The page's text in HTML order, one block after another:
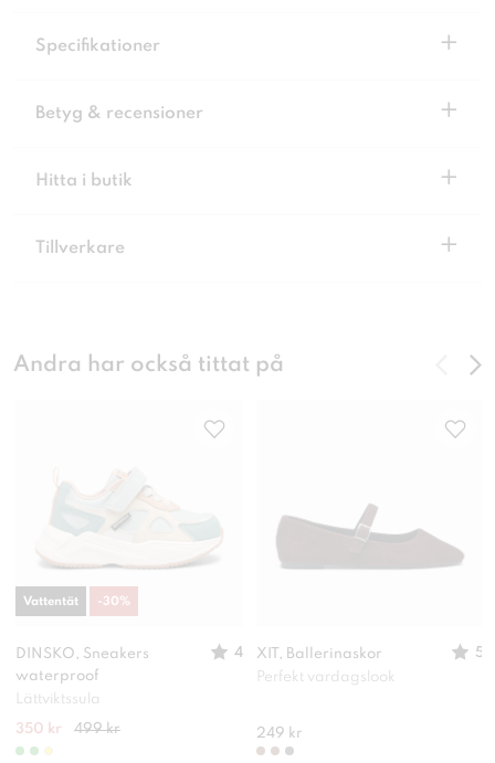
Specifikationer +
Betyg & recensioner +
Hitta i butik +
Tillverkare +
Andra har också tittat på
DINSKO, Sneakers
waterproof
4
Lättviktssula
350 kr 499 kr
Vattentät -30%
XIT, Ballerinaskor
5
Perfekt vardagslook
249 kr